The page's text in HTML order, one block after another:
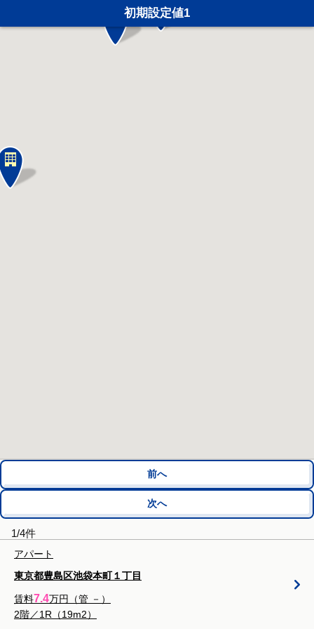
初期設定値1
前へ
次へ
1/4件
アパート
東京都豊島区池袋本町１丁目
賃料7.4万円（管 － ）
2階／1R（19m2）